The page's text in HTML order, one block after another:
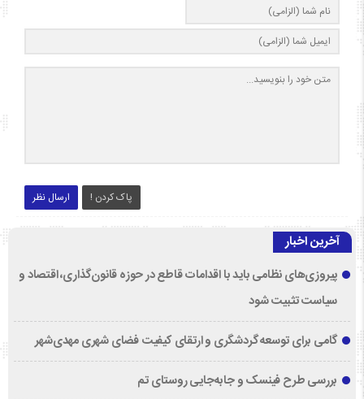
ارسال نظر پاک کردن !
آخرین اخبار
پیروزی‌های نظامی باید با اقدامات قاطع در حوزه قانون‌گذاری، اقتصاد و
سیاست تثبیت شود
گامی برای توسعه گردشگری و ارتقای کیفیت فضای شهری مهدی‌شهر
بررسی طرح فینسک و جابه‌جایی روستای تم